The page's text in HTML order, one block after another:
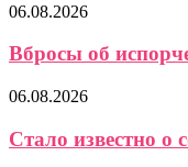
06.08.2026
Вбросы об
06.08.2026
Стало известно о